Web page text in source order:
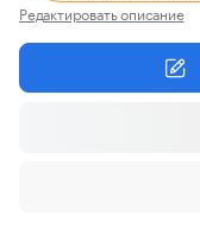
Редактировать описание